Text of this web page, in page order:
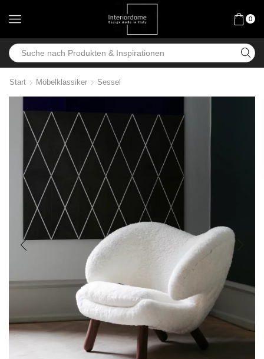
0
Start Möbelklassiker Sessel